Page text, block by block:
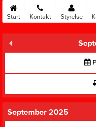
Start Kontakt Styrelse
September 2025